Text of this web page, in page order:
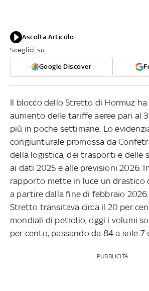
Ascolta Articolo
Sceglici su:
Google Discover
Il blocco dello Stretto di Hormuz
aumento delle tariffe aeree pari al
più in poche settimane. Lo
congiunturale promossa da
della logistica, dei trasporti e delle
ai dati 2025 e alle previsioni 2026.
rapporto mette in luce un drastico
a partire dalla fine di febbraio
Stretto transitava circa il 20 per
mondiali di petrolio, oggi i volumi
per cento, passando da 84 a sole 7
PUBBLICITÀ